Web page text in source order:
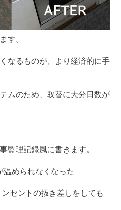
す。
なるものが、より経済的に手
ムのため、取替に大分日数が
監理記録風に書きます。
められなくなった
セントの抜き差しをしても